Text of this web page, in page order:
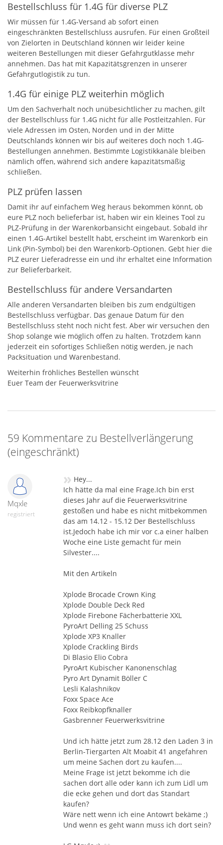
Bestellschluss für 1.4G für diverse PLZ
Wir müssen für 1.4G-Versand ab sofort einen
eingeschränkten Bestellschluss ausrufen. Für einen Großteil
von Zielorten in Deutschland können wir leider keine
weiteren Bestellungen mit dieser Gefahrgutklasse mehr
annehmen. Das hat mit Kapazitätsgrenzen in unserer
Gefahrgutlogistik zu tun.
1.4G für einige PLZ weiterhin möglich
Um den Sachverhalt noch unübesichtlicher zu machen, gilt
der Bestellschluss für 1.4G nicht für alle Postleitzahlen. Für
viele Adressen im Osten, Norden und in der Mitte
Deutschlands können wir bis auf weiteres doch noch 1.4G-
Bestellungen annehmen. Bestimmte Logistikkanäle bleiben
nämlich offen, während sich andere kapazitätsmäßig
schließen.
PLZ prüfen lassen
Damit ihr auf einfachem Weg heraus bekommen könnt, ob
eure PLZ noch belieferbar ist, haben wir ein kleines Tool zu
PLZ-Prüfung in der Warenkorbansicht eingebaut. Sobald ihr
einen 1.4G-Artikel bestellt habt, erscheint im Warenkorb ein
Link (Pin-Symbol) bei den Warenkorb-Optionen. Gebt hier die
PLZ eurer Lieferadresse ein und ihr erhaltet eine Information
zur Belieferbarkeit.
Bestellschluss für andere Versandarten
Alle anderen Versandarten bleiben bis zum endgültigen
Bestellschluss verfügbar. Das genaue Datum für den
Bestellschluss steht noch nicht fest. Aber wir versuchen den
Shop solange wie möglich offen zu halten. Trotzdem kann
jederzeit ein sofortiges Schließen nötig werden, je nach
Packsituation und Warenbestand.
Weiterhin fröhliches Bestellen wünscht
Euer Team der Feuerwerksvitrine
59 Kommentare zu Bestellverlängerung
(eingeschränkt)
Mqxle
registriert
» Hey...
Ich hätte da mal eine Frage.Ich bin erst
dieses Jahr auf die Feuerwerksvitrine
gestoßen und habe es nicht mitbekommen
das am 14.12 - 15.12 Der Bestellschluss
ist.Jedoch habe ich mir vor c.a einer halben
Woche eine Liste gemacht für mein
Silvester....
Mit den Artikeln
Xplode Brocade Crown King
Xplode Double Deck Red
Xplode Firebone Fächerbatterie XXL
PyroArt Delling 25 Schuss
Xplode XP3 Knaller
Xplode Crackling Birds
Di Blasio Elio Cobra
PyroArt Kubischer Kanonenschlag
Pyro Art Dynamit Böller C
Lesli Kalashnikov
Foxx Space Ace
Foxx Reibkopfknaller
Gasbrenner Feuerwerksvitrine
Und ich hätte jetzt zum 28.12 den Laden 3 in
Berlin-Tiergarten Alt Moabit 41 angefahren
um meine Sachen dort zu kaufen....
Meine Frage ist jetzt bekomme ich die
sachen dort alle oder kann ich zum Lidl um
die ecke gehen und dort das Standart
kaufen?
Wäre nett wenn ich eine Antowrt bekäme ;)
Und wenn es geht wann muss ich dort sein?